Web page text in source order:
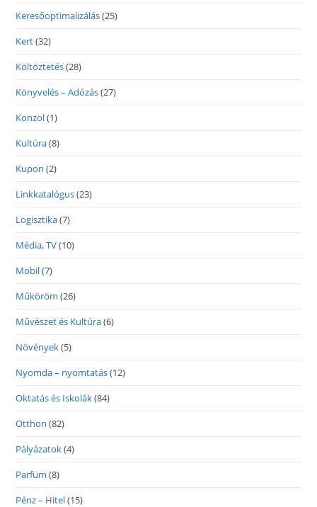
Keresőoptimalizálás(25)
Kert(32)
Költöztetés(28)
Könyvelés – Adózás(27)
Konzol(1)
Kultúra(8)
Kupon (2)
Linkkatalógus(23)
Logisztika(7)
Média, TV(10)
Mobil(7)
Műköröm (26)
Művészet és Kultúra(6)
Növények(5)
Nyomda – nyomtatás(12)
Oktatás és Iskolák(84)
Otthon (82)
Pályázatok(4)
Parfüm (8)
Pénz – Hitel(15)